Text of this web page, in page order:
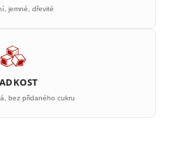
jemné, dřevité
bez přidaného cukru